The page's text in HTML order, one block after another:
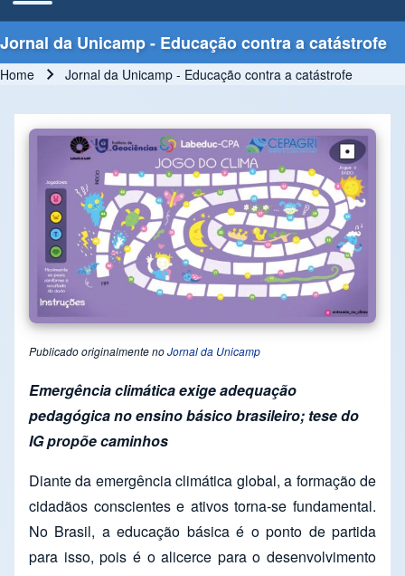
Jornal da Unicamp - Educação contra a catástrofe
Home Jornal da Unicamp - Educação contra a catástrofe
Publicado originalmente noJornal da Unicamp
Emergência climática exige adequação
pedagógica no ensino básico brasileiro; tese do
IG propõe caminhos
Diante da emergência climática global, a formação de
cidadãos conscientes e ativos torna-se fundamental.
No Brasil, a educação básica é o ponto de partida
para isso, pois é o alicerce para o desenvolvimento